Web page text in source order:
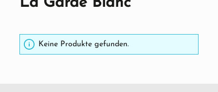
Keine Produkte gefunden.